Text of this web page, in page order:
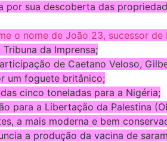
por sua descoberta das
o nome de João 23, sucessor de
da Imprensa;
de Caetano Veloso,
um foguete britânico;
cinco toneladas para a Nigéria;
para a Libertação da Palestina
a mais moderna e bem
a produção da vacina de